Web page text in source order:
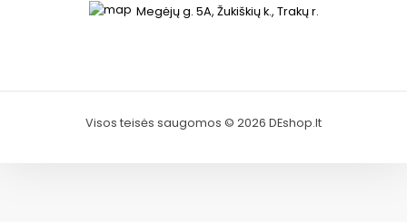
Megėjų g. 5A, Žukiškių k., Trakų r.
Visos teisės saugomos © 2026 DEshop.lt